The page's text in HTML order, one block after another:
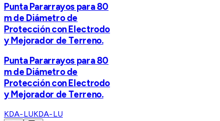
Punta Pararrayos para 80
m de Diámetro de
Protección con Electrodo
y Mejorador de Terreno.
Punta Pararrayos para 80
m de Diámetro de
Protección con Electrodo
y Mejorador de Terreno.
KDA-LUKDA-LU